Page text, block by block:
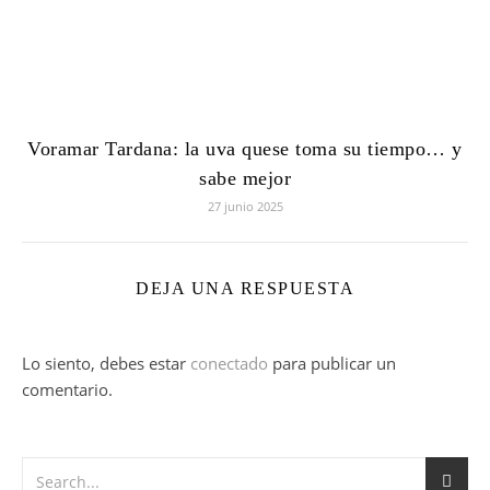
Voramar Tardana: la uva quese toma su tiempo… y
sabe mejor
27 junio 2025
DEJA UNA RESPUESTA
Lo siento, debes estar conectado para publicar un
comentario.